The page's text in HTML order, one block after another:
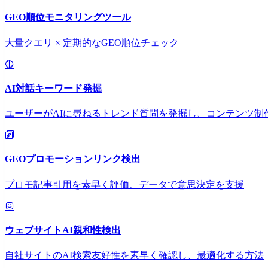
GEO順位モニタリングツール
大量クエリ × 定期的なGEO順位チェック
AI対話キーワード発掘
ユーザーがAIに尋ねるトレンド質問を発掘し、コンテンツ制
GEOプロモーションリンク検出
プロモ記事引用を素早く評価、データで意思決定を支援
ウェブサイトAI親和性検出
自社サイトのAI検索友好性を素早く確認し、最適化する方法